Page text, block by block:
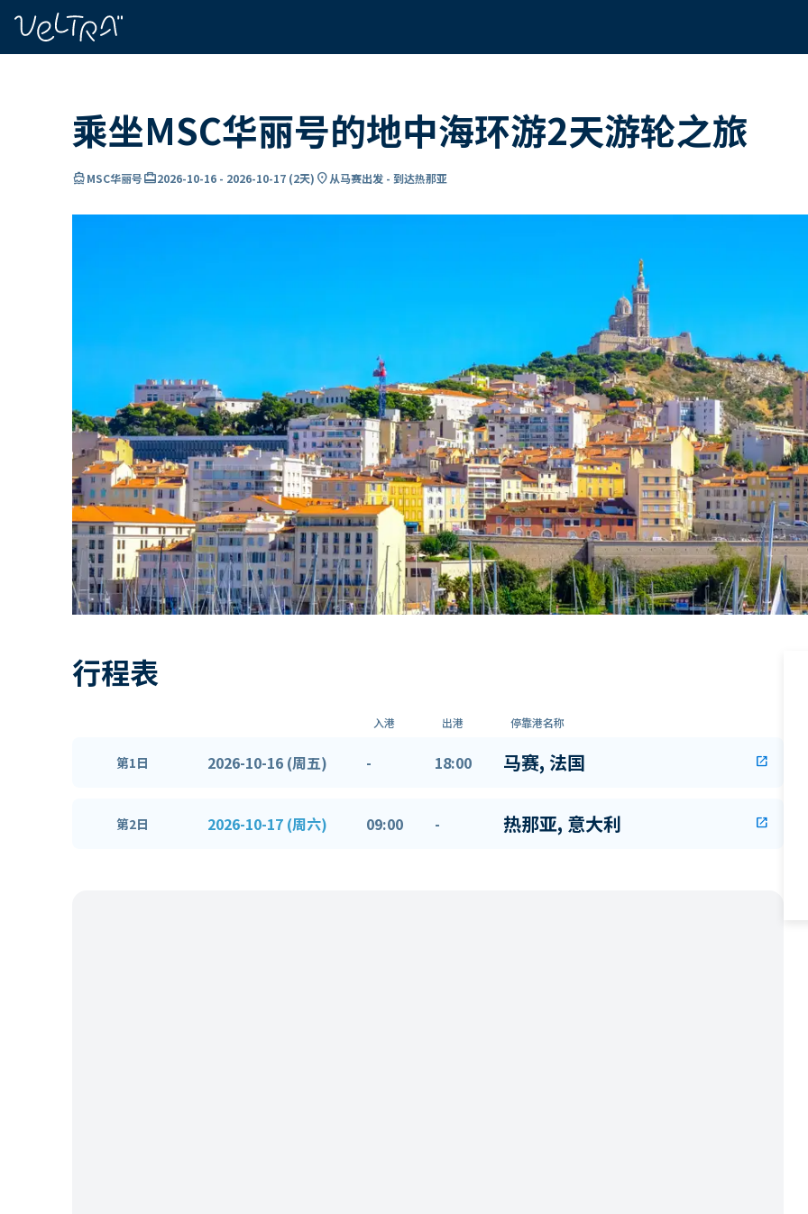
乘坐MSC华丽号的地中海环游2天游轮之旅
directions_boatMSC华丽号card_travel2026-10-16 - 2026-10-17 (2天) location_on从马赛出发 - 到达热那亚
行程表
入港 出港 停靠港名称
第1日 2026-10-16 (周五) - 18:00 马赛, 法国 open_in_new
第2日 2026-10-17 (周六) 09:00 - 热那亚, 意大利 open_in_new